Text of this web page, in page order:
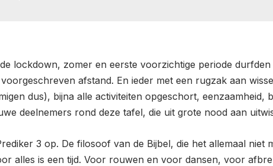
lockdown, zomer en eerste voorzichtige periode
afstand. En ieder met een rugzak aan
dus), bijna alle activiteiten opgeschort,
deelnemers rond deze tafel, die uit grote nood aan
3 op. De filosoof van de Bijbel, die het allemaal
alles is een tijd. Voor rouwen en voor dansen, voor